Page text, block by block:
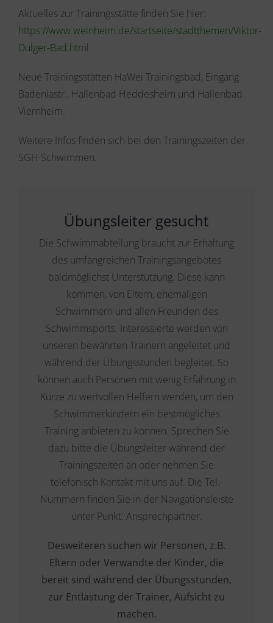
Aktuelles zur Trainingsstätte finden Sie hier:
https://www.weinheim.de/startseite/stadtthemen/Viktor-
Dulger-Bad.html
Neue Trainingsstätten HaWei Trainingsbad, Eingang
Badeniastr., Hallenbad Heddesheim und Hallenbad
Viernheim.
Weitere Infos finden sich bei den Trainingszeiten der
SGH Schwimmen.
Übungsleiter gesucht
Die Schwimmabteilung braucht zur Erhaltung
des umfangreichen Trainingsangebotes
baldmöglichst Unterstützung. Diese kann
kommen, von Eltern, ehemaligen
Schwimmern und allen Freunden des
Schwimmsports. Interessierte werden von
unseren bewährten Trainern angeleitet und
während der Übungsstunden begleitet. So
können auch Personen mit wenig Erfahrung in
Kürze zu wertvollen Helfern werden, um den
Schwimmerkindern ein bestmögliches
Training anbieten zu können. Sprechen Sie
dazu bitte die Übungsleiter während der
Trainingszeiten an oder nehmen Sie
telefonisch Kontakt mit uns auf. Die Tel.-
Nummern finden Sie in der Navigationsleiste
unter Punkt: Ansprechpartner.
Desweiteren suchen wir Personen, z.B.
Eltern oder Verwandte der Kinder, die
bereit sind während der Übungsstunden,
zur Entlastung der Trainer, Aufsicht zu
machen.